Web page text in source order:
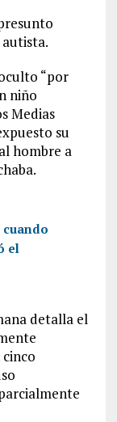
“por
niño
Medias
su
hombre a
el
detalla el